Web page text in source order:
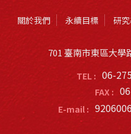
關於我們 永續目標 研
701 臺南市東區大學
TEL : 06-
FAX :
E-mail :